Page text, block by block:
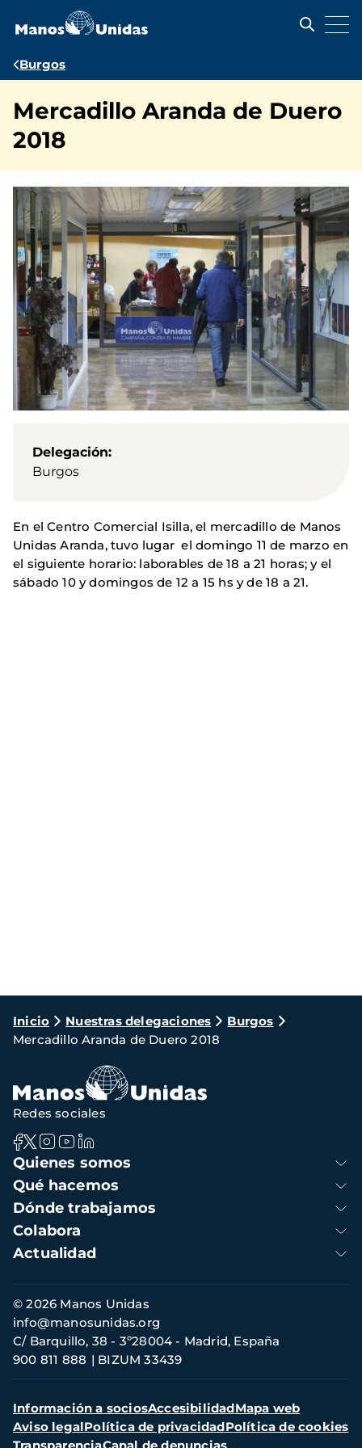
contenido
Ruta
navegación
Burgos
Mercadillo Aranda de Duero
2018
Delegación
Burgos
En el Centro Comercial Isilla, el mercadillo de Manos
Unidas Aranda, tuvo lugar el domingo 11 de marzo en
el siguiente horario: laborables de 18 a 21 horas; y el
sábado 10 y domingos de 12 a 15 hs y de 18 a 21.
Ruta
de
navegación
Inicio Nuestras delegaciones
Burgos
Mercadillo Aranda de Duero 2018
Navegación
principal
Quienes somos
Qué hacemos
Dónde trabajamos
Colabora
Actualidad
Redes sociales
Información
de
contacto
© 2026 Manos Unidas
C/ Barquillo, 38 - 3º28004 - Madrid, España
900 811 888
BIZUM 33439
info@manosunidas.org
Menú
secundario
Información a sociosAccesibilidadMapa web
Aviso legalPolítica de privacidadPolítica de cookies